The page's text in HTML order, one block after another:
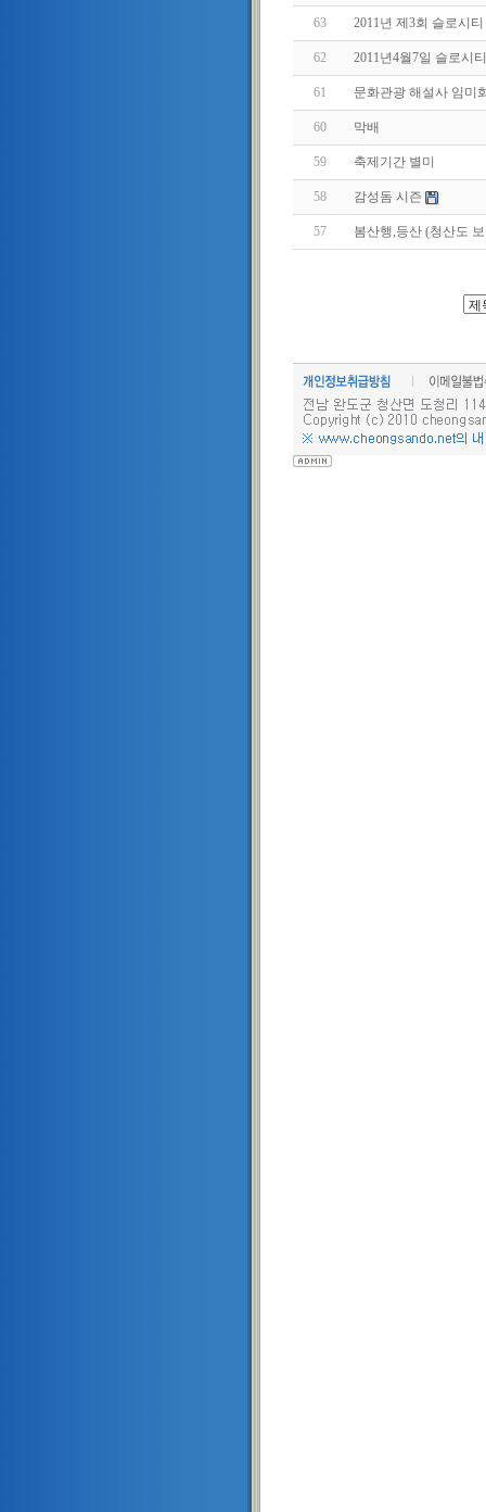
63 2011년 제3회 슬로시
62 2011년4월7일 슬로시
61 문화관광 해설사 임미
60 막배
59 축제기간 별미
58 감성돔 시즌
57 봄산행,등산 (청산도